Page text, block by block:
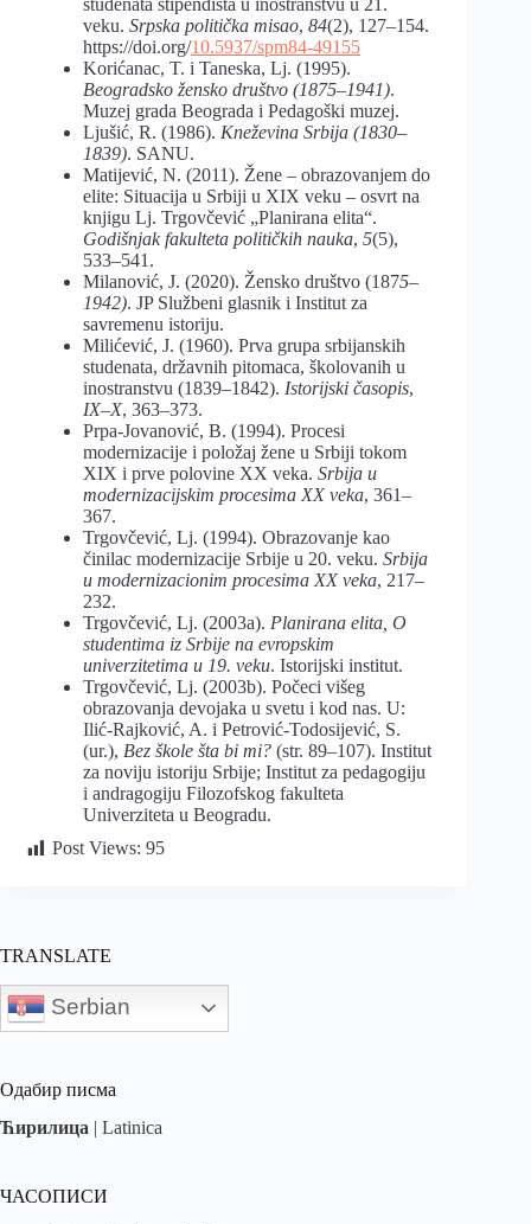
studenata stipendista u inostranstvu u 21.
veku. Srpska politička misao, 84(2), 127–154.
https://doi.org/10.5937/spm84-49155
Korićanac, T. i Taneska, Lj. (1995).
Beogradsko žensko društvo (1875–1941).
Muzej grada Beograda i Pedagoški muzej.
Ljušić, R. (1986). Kneževina Srbija (1830–
1839). SANU.
Matijević, N. (2011). Žene – obrazovanjem do
elite: Situacija u Srbiji u XIX veku – osvrt na
knjigu Lj. Trgovčević „Planirana elita“.
Godišnjak fakulteta političkih nauka, 5(5),
533–541.
Milanović, J. (2020). Žensko društvo (1875–
1942). JP Službeni glasnik i Institut za
savremenu istoriju.
Milićević, J. (1960). Prva grupa srbijanskih
studenata, državnih pitomaca, školovanih u
inostranstvu (1839–1842). Istorijski časopis,
IX–X, 363–373.
Prpa-Jovanović, B. (1994). Procesi
modernizacije i položaj žene u Srbiji tokom
XIX i prve polovine XX veka. Srbija u
modernizacijskim procesima XX veka, 361–
367.
Trgovčević, Lj. (1994). Obrazovanje kao
činilac modernizacije Srbije u 20. veku. Srbija
u modernizacionim procesima XX veka, 217–
232.
Trgovčević, Lj. (2003a). Planirana elita, O
studentima iz Srbije na evropskim
univerzitetima u 19. veku. Istorijski institut.
Trgovčević, Lj. (2003b). Počeci višeg
obrazovanja devojaka u svetu i kod nas. U:
Ilić-Rajković, A. i Petrović-Todosijević, S.
(ur.), Bez škole šta bi mi? (str. 89–107). Institut
za noviju istoriju Srbije; Institut za pedagogiju
i andragogiju Filozofskog fakulteta
Univerziteta u Beogradu.
Post Views: 95
TRANSLATE
Serbian
Одабир писма
Ћирилица | Latinica
ЧАСОПИСИ